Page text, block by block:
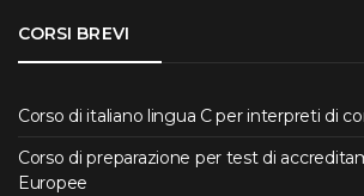
CORSI BREVI
Corso di italiano lingua C per interpreti di
Corso di preparazione per test di
Europee